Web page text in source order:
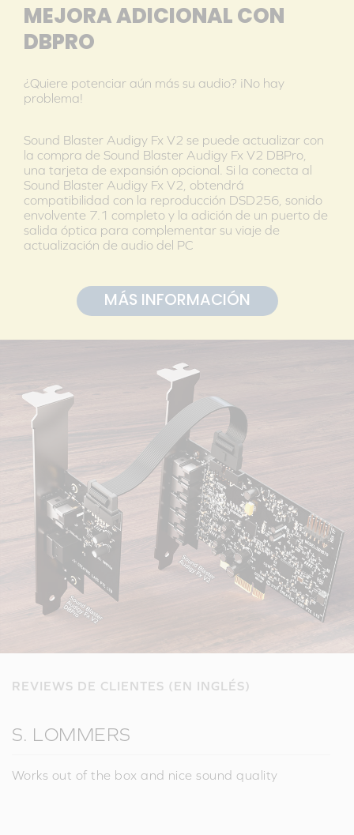
MEJORA ADICIONAL CON
DBPRO
¿Quiere potenciar aún más su audio? ¡No hay
problema!
Sound Blaster Audigy Fx V2 se puede actualizar con
la compra de Sound Blaster Audigy Fx V2 DBPro,
una tarjeta de expansión opcional. Si la conecta al
Sound Blaster Audigy Fx V2, obtendrá
compatibilidad con la reproducción DSD256, sonido
envolvente 7.1 completo y la adición de un puerto de
salida óptica para complementar su viaje de
actualización de audio del PC
MÁS INFORMACIÓN
REVIEWS DE CLIENTES (EN INGLÉS)
S. LOMMERS
Works out of the box and nice sound quality